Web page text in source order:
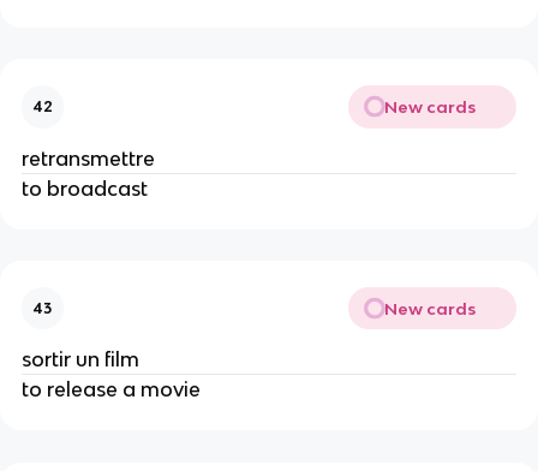
42 New cards
retransmettre
to broadcast
43 New cards
sortir un film
to release a movie